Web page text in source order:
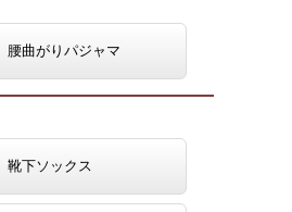
腰曲がりパジャマ
靴下ソックス